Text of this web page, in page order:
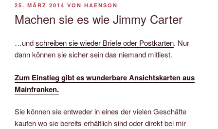
VERÖFFENTLICHT
25. MÄRZ 2014 VON HAENSON
Machen sie es wie Jimmy Carter
…undschreiben sie wieder Briefe oder Postkarten. Nur
dann können sie sicher sein das niemand mitliest.
Zum Einstieg gibt es wunderbare Ansichtskarten aus
Mainfranken.
Sie können sie entweder in eines der vielen Geschäfte
kaufen wo sie bereits erhältlich sind oder direkt bei mir